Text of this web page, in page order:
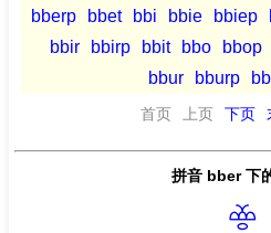
bberp
bbet bbi bbie bbiep
bbir
bbirp bbit bbo bbop
bbur
bburp
首页 上页 下页
拼音 bber 下
